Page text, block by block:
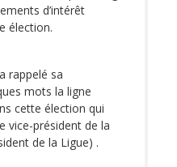
d’intérêt
élection.
rappelé sa
mots la ligne
cette élection qui
vice-président de la
de la Ligue) .